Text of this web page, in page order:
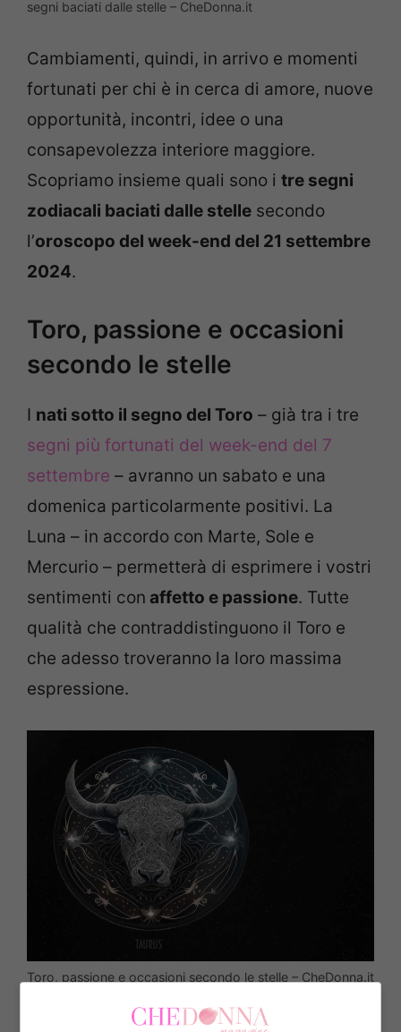
segni baciati dalle stelle – CheDonna.it
Cambiamenti, quindi, in arrivo e momenti
fortunati per chi è in cerca di amore, nuove
opportunità, incontri, idee o una
consapevolezza interiore maggiore.
Scopriamo insieme quali sono i tre segni
zodiacali baciati dalle stelle secondo
l’oroscopo del week-end del 21 settembre
2024.
Toro, passione e occasioni
secondo le stelle
I nati sotto il segno del Toro – già tra i tre
segni più fortunati del week-end del 7
settembre – avranno un sabato e una
domenica particolarmente positivi. La
Luna – in accordo con Marte, Sole e
Mercurio – permetterà di esprimere i vostri
sentimenti con affetto e passione. Tutte
qualità che contraddistinguono il Toro e
che adesso troveranno la loro massima
espressione.
Toro, passione e occasioni secondo le stelle – CheDonna.it